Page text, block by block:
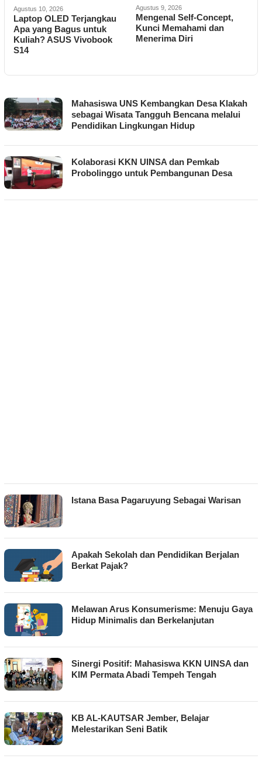
Agustus 10, 2026
Laptop OLED Terjangkau
Apa yang Bagus untuk
Kuliah? ASUS Vivobook
S14
Agustus 9, 2026
Mengenal Self-Concept,
Kunci Memahami dan
Menerima Diri
KRAJAN
Mahasiswa UNS Kembangkan Desa Klakah
sebagai Wisata Tangguh Bencana melalui
Pendidikan Lingkungan Hidup
Kolaborasi KKN UINSA dan Pemkab
Probolinggo untuk Pembangunan Desa
Istana Basa Pagaruyung Sebagai Warisan
Apakah Sekolah dan Pendidikan Berjalan
Berkat Pajak?
Melawan Arus Konsumerisme: Menuju Gaya
Hidup Minimalis dan Berkelanjutan
Sinergi Positif: Mahasiswa KKN UINSA dan
KIM Permata Abadi Tempeh Tengah
KB AL-KAUTSAR Jember, Belajar
Melestarikan Seni Batik